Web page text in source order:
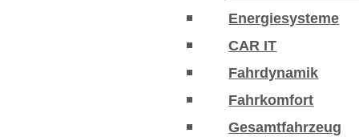
Energiesysteme
CAR IT
Fahrdynamik
Fahrkomfort
Gesamtfahrzeug